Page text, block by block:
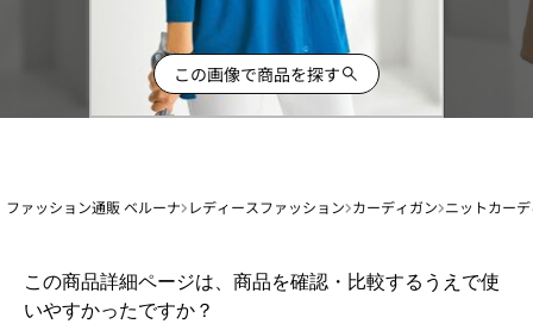
この画像で商品を探す
ファッション通販 ベルーナ レディースファッション カーディガン ニットカー
この商品詳細ページは、商品を確認・比較するうえで使
いやすかったですか？
1
か